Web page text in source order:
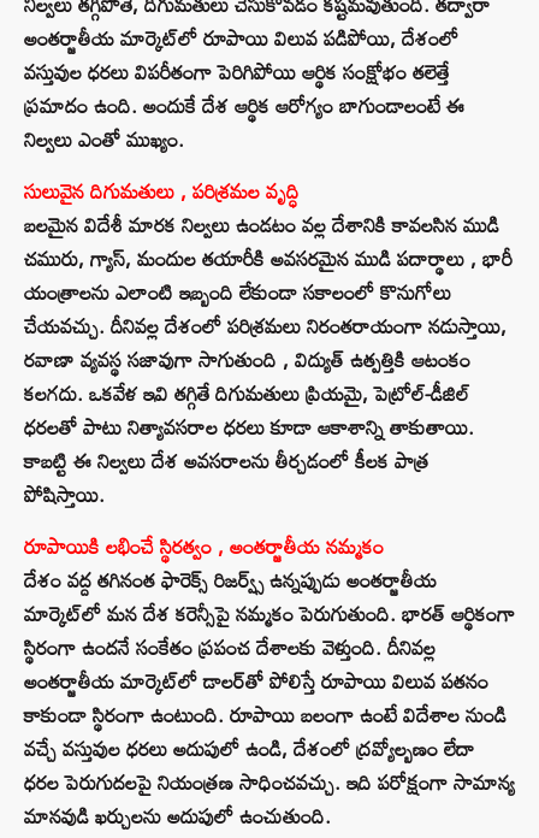
అంతర్జాతీయ మార్కెట్‌లో రూపాయి విలువ పడిపోయి, దేశంలో
వస్తువుల ధరలు విపరీతంగా పెరిగిపోయి ఆర్థిక సంక్షోభం తలెత్తే
ప్రమాదం ఉంది. అందుకే దేశ ఆర్థిక ఆరోగ్యం బాగుండాలంటే ఈ
నిల్వలు ఎంతో ముఖ్యం.
సులువైన దిగుమతులు , పరిశ్రమల వృద్ధి
బలమైన విదేశీ మారక నిల్వలు ఉండటం వల్ల దేశానికి కావలసిన ముడి
చమురు, గ్యాస్, మందుల తయారీకి అవసరమైన ముడి పదార్థాలు , భారీ
యంత్రాలను ఎలాంటి ఇబ్బంది లేకుండా సకాలంలో కొనుగోలు
చేయవచ్చు. దీనివల్ల దేశంలో పరిశ్రమలు నిరంతరాయంగా నడుస్తాయి,
రవాణా వ్యవస్థ సజావుగా సాగుతుంది , విద్యుత్ ఉత్పత్తికి ఆటంకం
కలగదు. ఒకవేళ ఇవి తగ్గితే దిగుమతులు ప్రియమై, పెట్రోల్-డీజిల్
ధరలతో పాటు నిత్యావసరాల ధరలు కూడా ఆకాశాన్ని తాకుతాయి.
కాబట్టి ఈ నిల్వలు దేశ అవసరాలను తీర్చడంలో కీలక పాత్ర
పోషిస్తాయి.
రూపాయికి లభించే స్థిరత్వం , అంతర్జాతీయ నమ్మకం
దేశం వద్ద తగినంత ఫారెక్స్ రిజర్వ్స్ ఉన్నప్పుడు అంతర్జాతీయ
మార్కెట్‌లో మన దేశ కరెన్సీపై నమ్మకం పెరుగుతుంది. భారత్ ఆర్థికంగా
స్థిరంగా ఉందనే సంకేతం ప్రపంచ దేశాలకు వెళ్తుంది. దీనివల్ల
అంతర్జాతీయ మార్కెట్‌లో డాలర్‌తో పోలిస్తే రూపాయి విలువ పతనం
కాకుండా స్థిరంగా ఉంటుంది. రూపాయి బలంగా ఉంటే విదేశాల నుండి
వచ్చే వస్తువుల ధరలు అదుపులో ఉండి, దేశంలో ద్రవ్యోల్బణం లేదా
ధరల పెరుగుదలపై నియంత్రణ సాధించవచ్చు. ఇది పరోక్షంగా సామాన్య
మానవుడి ఖర్చులను అదుపులో ఉంచుతుంది.